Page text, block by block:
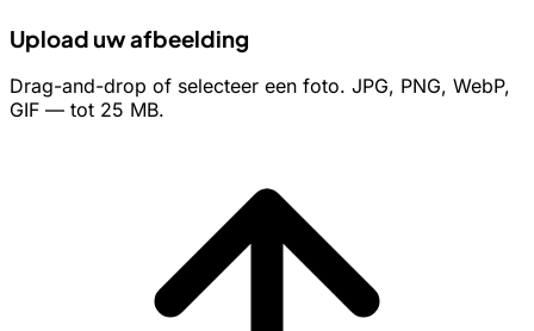
Upload uw afbeelding
Drag-and-drop of selecteer een foto. JPG, PNG, WebP,
GIF — tot 25 MB.